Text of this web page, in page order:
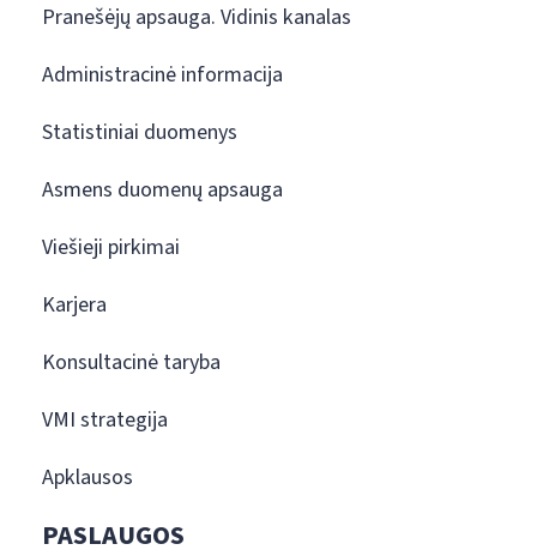
Pranešėjų apsauga. Vidinis kanalas
Administracinė informacija
Statistiniai duomenys
Asmens duomenų apsauga
Viešieji pirkimai
Karjera
Konsultacinė taryba
VMI strategija
Apklausos
PASLAUGOS